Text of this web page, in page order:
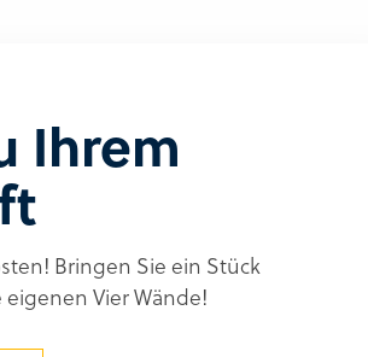
Ihrem
Bringen Sie ein Stück
Vier Wände!